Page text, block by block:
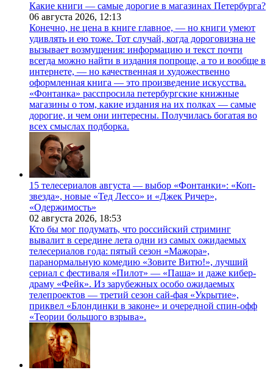
Какие книги — самые дорогие в магазинах Петербурга?
06 августа 2026, 12:13
Конечно, не цена в книге главное, — но книги умеют
удивлять и ею тоже. Тот случай, когда дороговизна не
вызывает возмущения: информацию и текст почти
всегда можно найти в издания попроще, а то и вообще в
интернете, — но качественная и художественно
оформленная книга — это произведение искусства.
«Фонтанка» расспросила петербургские книжные
магазины о том, какие издания на их полках — самые
дорогие, и чем они интересны. Получилась богатая во
всех смыслах подборка.
15 телесериалов августа — выбор «Фонтанки»: «Коп-
звезда», новые «Тед Лессо» и «Джек Ричер»,
«Одержимость»
02 августа 2026, 18:53
Кто бы мог подумать, что российский стриминг
вывалит в середине лета одни из самых ожидаемых
телесериалов года: пятый сезон «Мажора»,
паранормальную комедию «Зовите Витю!», лучший
сериал с фестиваля «Пилот» — «Паша» и даже кибер-
драму «Фейк». Из зарубежных особо ожидаемых
телепроектов — третий сезон сай-фая «Укрытие»,
приквел «Блондинки в законе» и очередной спин-офф
«Теории большого взрыва».